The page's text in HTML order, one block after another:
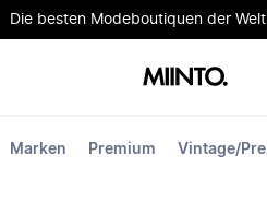
Die besten Modeboutiquen der
Marken Premium Vintage/